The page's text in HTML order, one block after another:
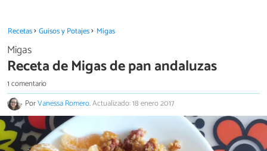
Recetas Guisos y Potajes Migas
Migas
Receta de Migas de pan andaluzas
1 comentario
PorVanessa Romero.Actualizado: 18 enero 2017